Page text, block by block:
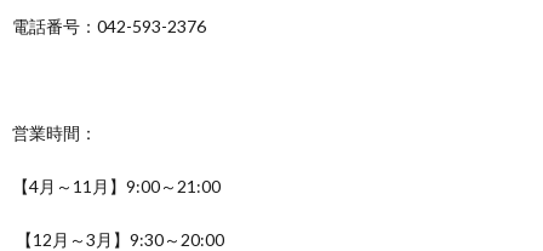
電話番号：042-593-2376
営業時間：
【4月～11月】9:00～21:00
【12月～3月】9:30～20:00